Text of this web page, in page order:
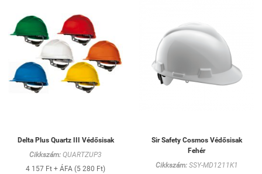
Delta Plus Quartz III Védősisak
Cikkszám: QUARTZUP3
4 157 Ft + ÁFA (5 280 Ft)
Sir Safety Cosmos Védősisak
Fehér
Cikkszám:SSY-MD1211K1